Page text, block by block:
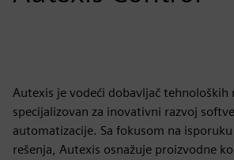
Autexis je vodeći dobavljač tehnoloških
specijalizovan za inovativni razvoj
automatizacije. Sa fokusom na
rešenja, Autexis osnažuje proizvodne